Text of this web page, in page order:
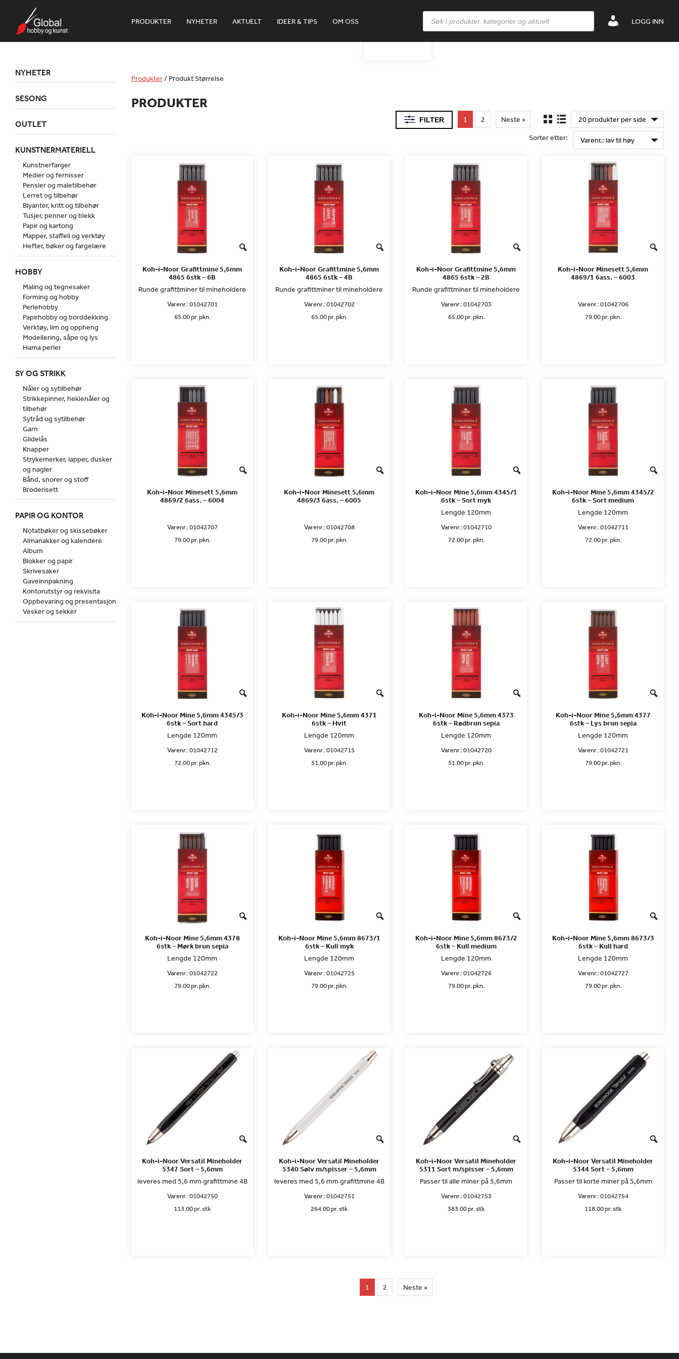
PRODUKTER NYHETER AKTUELT IDEER & TIPS OM OSS LOGG INN
Products
search
Produkter/ Produkt Størrelse
PRODUKTER
FILTER 1 2
Neste »
Sorter etter:
Koh-i-Noor Grafittmine 5,6mm
4865 6stk – 6B
Runde grafittminer til mineholdere
Varenr.:01042701
65.00 pr. pkn.
Koh-i-Noor Grafittmine 5,6mm
4865 6stk – 4B
Runde grafittminer til mineholdere
Varenr.:01042702
65.00 pr. pkn.
Koh-i-Noor Grafittmine 5,6mm
4865 6stk – 2B
Runde grafittminer til mineholdere
Varenr.:01042703
65.00 pr. pkn.
Koh-i-Noor Minesett 5,6mm
4869/1 6ass. – 6003
Varenr.:01042706
79.00 pr. pkn.
Koh-i-Noor Minesett 5,6mm
4869/2 6ass. – 6004
Varenr.:01042707
79.00 pr. pkn.
Koh-i-Noor Minesett 5,6mm
4869/3 6ass. – 6005
Varenr.:01042708
79.00 pr. pkn.
Koh-i-Noor Mine 5,6mm 4345/1
6stk – Sort myk
Lengde 120mm
Varenr.:01042710
72.00 pr. pkn.
Koh-i-Noor Mine 5,6mm 4345/2
6stk – Sort medium
Lengde 120mm
Varenr.:01042711
72.00 pr. pkn.
Koh-i-Noor Mine 5,6mm 4345/3
6stk – Sort hard
Lengde 120mm
Varenr.:01042712
72.00 pr. pkn.
Koh-i-Noor Mine 5,6mm 4371
6stk – Hvit
Lengde 120mm
Varenr.:01042715
51.00 pr. pkn.
Koh-i-Noor Mine 5,6mm 4373
6stk – Rødbrun sepia
Lengde 120mm
Varenr.:01042720
51.00 pr. pkn.
Koh-i-Noor Mine 5,6mm 4377
6stk – Lys brun sepia
Lengde 120mm
Varenr.:01042721
79.00 pr. pkn.
Koh-i-Noor Mine 5,6mm 4378
6stk – Mørk brun sepia
Lengde 120mm
Varenr.:01042722
79.00 pr. pkn.
Koh-i-Noor Mine 5,6mm 8673/1
6stk – Kull myk
Lengde 120mm
Varenr.:01042725
79.00 pr. pkn.
Koh-i-Noor Mine 5,6mm 8673/2
6stk – Kull medium
Lengde 120mm
Varenr.:01042726
79.00 pr. pkn.
Koh-i-Noor Mine 5,6mm 8673/3
6stk – Kull hard
Lengde 120mm
Varenr.:01042727
79.00 pr. pkn.
Koh-i-Noor Versatil Mineholder
5347 Sort – 5,6mm
leveres med 5,6 mm grafittmine 4B
Varenr.:01042750
113.00 pr. stk
Koh-i-Noor Versatil Mineholder
5340 Sølv m/spisser – 5,6mm
leveres med 5,6 mm grafittmine 4B
Varenr.:01042751
264.00 pr. stk
Koh-i-Noor Versatil Mineholder
5311 Sort m/spisser – 5,6mm
Passer til alle miner på 5,6mm
Varenr.:01042753
383.00 pr. stk
Koh-i-Noor Versatil Mineholder
5344 Sort – 5,6mm
Passer til korte miner på 5,6mm
Varenr.:01042754
118.00 pr. stk
1 2 Neste »
NYHETER
SESONG
OUTLET
KUNSTNERMATERIELL
Kunstnerfarger
Medier og fernisser
Pensler og maletilbehør
Lerret og tilbehør
Blyanter, kritt og tilbehør
Tusjer, penner og blekk
Papir og kartong
Mapper, staffeli og verktøy
Hefter, bøker og fargelære
HOBBY
Maling og tegnesaker
Forming og hobby
Perlehobby
Papirhobby og borddekking
Verktøy, lim og oppheng
Modellering, såpe og lys
Hama perler
SY OG STRIKK
Nåler og sytilbehør
Strikkepinner, heklenåler og
tilbehør
Sytråd og sytilbehør
Garn
Glidelås
Knapper
Strykemerker, lapper, dusker
og nagler
Bånd, snorer og stoff
Broderisett
PAPIR OG KONTOR
Notatbøker og skissebøker
Almanakker og kalendere
Album
Blokker og papir
Skrivesaker
Gaveinnpakning
Kontorutstyr og rekvisita
Oppbevaring og presentasjon
Vesker og sekker